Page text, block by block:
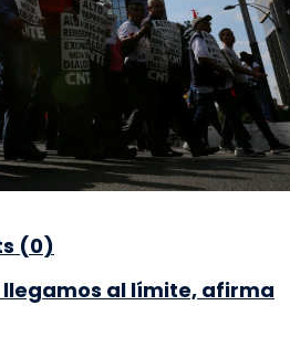
(0)
llegamos al límite, afirma